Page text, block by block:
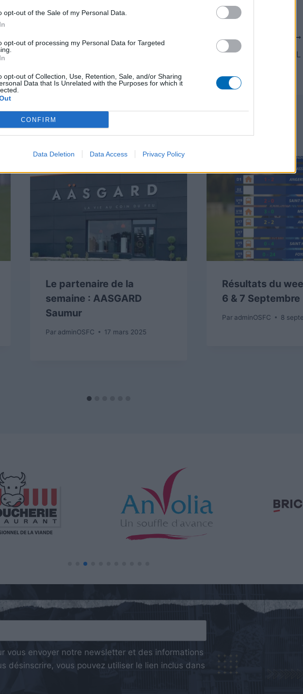
opt-out of the Sale of my Personal Data.
opt-out of processing my Personal Data for Targeted
opt-out of Collection, Use, Retention, Sale, and/or Sharing
Data that Is Unrelated with the Purposes for which it
CONFIRM
Data Deletion Data Access Privacy Policy
à suspense après un
(3-2)
COMMUNIQUE OFFICIEL
Le partenaire de la
semaine : AASGARD
Saumur
Par adminOSFC 17 mars 2025
Résultats du
6 & 7 Septembre
Par adminOSFC 8
vous envoyer notre newsletter et des informations
désinscrire, vous pouvez utiliser le lien inclus dans